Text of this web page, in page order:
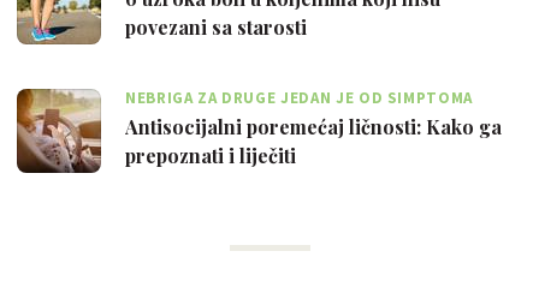
povezani sa starosti
NEBRIGA ZA DRUGE JEDAN JE OD SIMPTOMA
Antisocijalni poremećaj ličnosti: Kako ga
prepoznati i liječiti